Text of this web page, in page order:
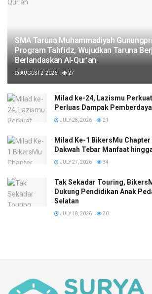
SMA Taruna Muhammadiyah
Program Tahfidz, Wujudkan Taruna
Berlandaskan Al-Qur’an
AUGUST 2, 2026 27
Milad ke-24, Lazismu
Perluas Dampak
JULY 28, 2026 21
Milad Ke-1 BikersMu
Dakwah Tebar Manfaat
JULY 27, 2026 34
Tak Sekadar Touring,
Dukung Pendidikan Anak
Selatan
JULY 18, 2026 30